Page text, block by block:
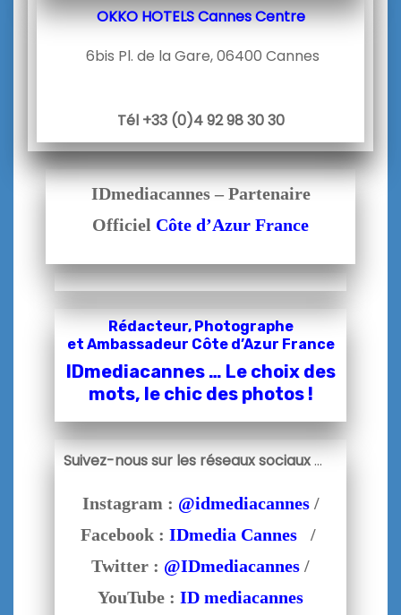
OKKO HOTELS Cannes Centre
6bis Pl. de la Gare, 06400 Cannes
Tél +33 (0)4 92 98 30 30
IDmediacannes – Partenaire
Officiel Côte d’Azur France
Rédacteur, Photographe
et Ambassadeur Côte d’Azur France
IDmediacannes … Le choix des
mots, le chic des photos !
Suivez-nous sur les réseaux sociaux…
Instagram : @idmediacannes/
Facebook : IDmedia Cannes /
Twitter : @IDmediacannes /
YouTube : ID mediacannes